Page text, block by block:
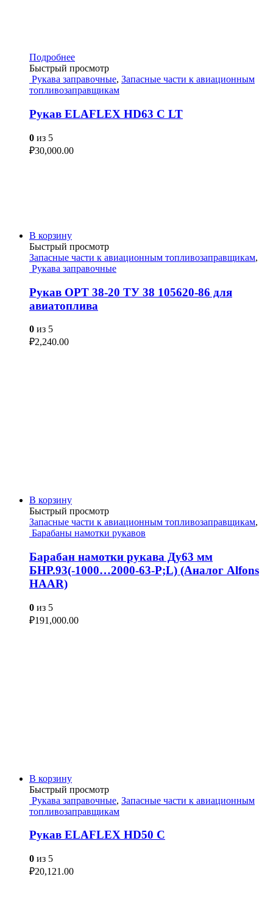
Подробнее
Быстрый просмотр
Рукава заправочные, Запасные части к авиационным
топливозаправщикам
Рукав ELAFLEX HD63 C LT
0 из 5
₽30,000.00
В корзину
Быстрый просмотр
Запасные части к авиационным топливозаправщикам,
Рукава заправочные
Рукав ОРТ 38-20 ТУ 38 105620-86 для
авиатоплива
0 из 5
₽2,240.00
В корзину
Быстрый просмотр
Запасные части к авиационным топливозаправщикам,
Барабаны намотки рукавов
Барабан намотки рукава Ду63 мм
БНР.93(-1000…2000-63-P;L) (Аналог Alfons
HAAR)
0 из 5
₽191,000.00
В корзину
Быстрый просмотр
Рукава заправочные, Запасные части к авиационным
топливозаправщикам
Рукав ELAFLEX HD50 C
0 из 5
₽20,121.00